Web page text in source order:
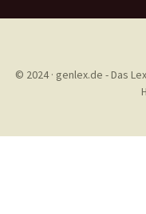
© 2024 · genlex.de - Das